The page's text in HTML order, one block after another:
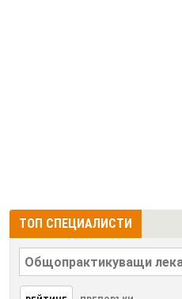
ТОП СПЕЦИАЛИСТИ